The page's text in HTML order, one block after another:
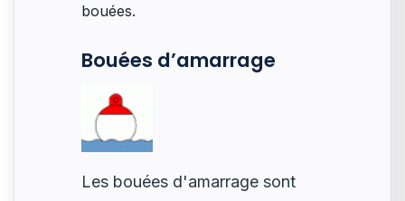
bouées.
Bouées d’amarrage
Les bouées d'amarrage sont